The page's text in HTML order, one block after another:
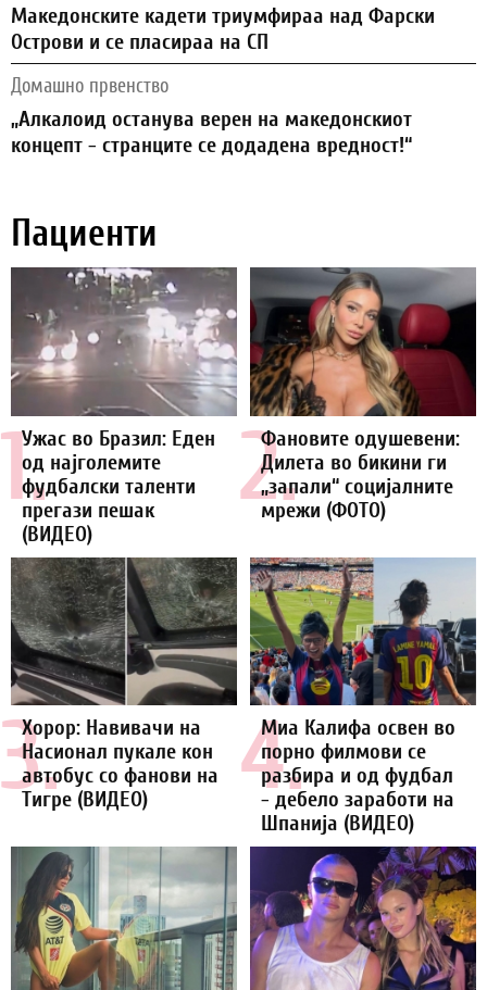
Македонските кадети триумфираа над Фарски
Острови и се пласираа на СП
Домашно првенство
„Алкалоид останува верен на македонскиот
концепт - странците се додадена вредност!“
Пациенти
1.
Ужас во Бразил: Еден
од најголемите
фудбалски таленти
прегази пешак
(ВИДЕО)
2.
Фановите одушевени:
Дилета во бикини ги
„запали“ социјалните
мрежи (ФОТО)
3.
Хорор: Навивачи на
Насионал пукале кон
автобус со фанови на
Тигре (ВИДЕО)
4.
Миа Калифа освен во
порно филмови се
разбира и од фудбал
- дебело заработи на
Шпанија (ВИДЕО)